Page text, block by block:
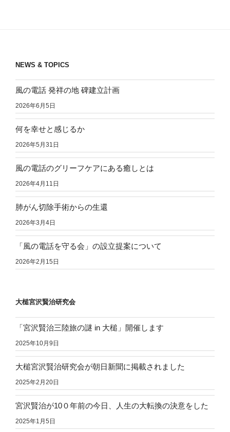
NEWS & TOPICS
風の電話 発祥の地 碑建立計画
2026年6月5日
何を幸せと感じるか
2026年5月31日
風の電話のグリーフケアにある癒しとは
2026年4月11日
肺がん切除手術からの生還
2026年3月4日
「風の電話を守る会」の設立提案について
2026年2月15日
大槌宮沢賢治研究会
「宮沢賢治三陸旅の謎 in 大槌」開催します
2025年10月9日
大槌宮沢賢治研究会が朝日新聞に掲載されました
2025年2月20日
宮沢賢治が10０年前の今日、人生の大転換の決意をした
2025年1月5日